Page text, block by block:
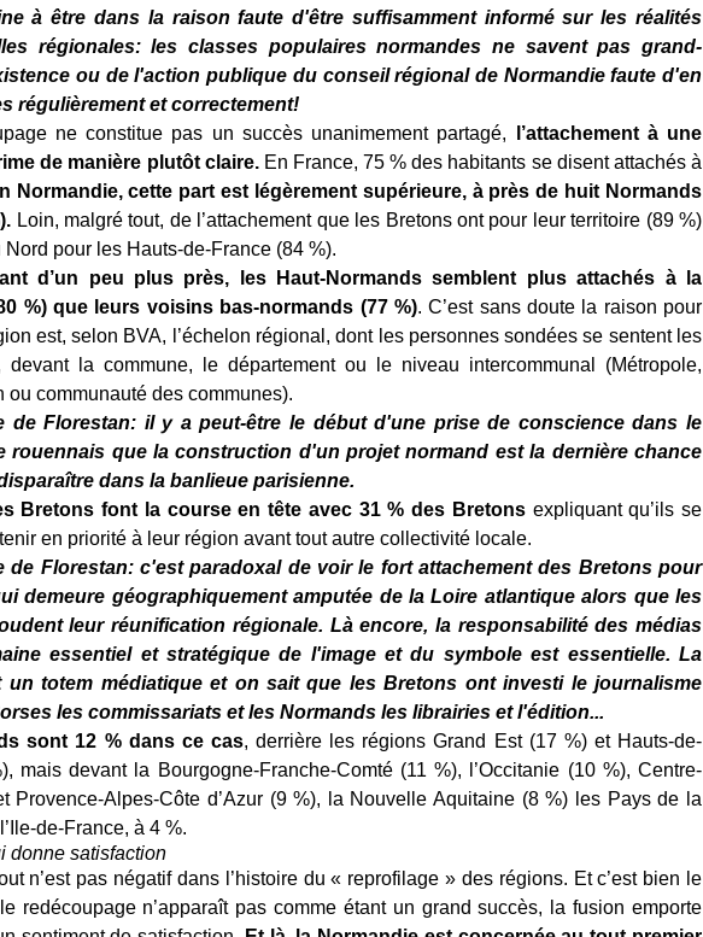
à être dans la raison faute d'être suffisamment informé sur les réalités
régionales: les classes populaires normandes ne savent pas grand-
ou de l'action publique du conseil régional de Normandie faute d'en
régulièrement et correctement!
ne constitue pas un succès unanimement partagé,
l’attachement à une
de manière plutôt claire.En France, 75 % des habitants se disent attachés à
Normandie, cette part est légèrement supérieure, à près de huit Normands
Loin, malgré tout, de l’attachement que les Bretons ont pour leur territoire (89 %)
pour les Hauts-de-France (84 %).
d’un peu plus près, les Haut-Normands semblent plus attachés à la
%) que leurs voisins bas-normands (77 %). C’est sans doute la raison pour
est, selon BVA, l’échelon régional, dont les personnes sondées se sentent les
devant la commune, le département ou le niveau intercommunal (Métropole,
ou communauté des communes).
de Florestan: il y a peut-être le début d'une prise de conscience dans le
rouennais que la construction d'un projet normand est la dernière chance
dans la banlieue parisienne.
Bretons font la course en tête avec 31 % des Bretonsexpliquant qu’ils se
en priorité à leur région avant tout autre collectivité locale.
de Florestan: c'est paradoxal de voir le fort attachement des Bretons pour
demeure géographiquement amputée de la Loire atlantique alors que les
leur réunification régionale. Là encore, la responsabilité des médias
essentiel et stratégique de l'image et du symbole est essentielle. La
un totem médiatique et on sait que les Bretons ont investi le journalisme
les commissariats et les Normands les librairies et l'édition...
sont 12 % dans ce cas, derrière les régions Grand Est (17 %) et Hauts-de-
mais devant la Bourgogne-Franche-Comté (11 %), l’Occitanie (10 %), Centre-
Provence-Alpes-Côte d’Azur (9 %), la Nouvelle Aquitaine (8 %) les Pays de la
de-France, à 4 %.
donne satisfaction
n’est pas négatif dans l’histoire du « reprofilage » des régions. Et c’est bien le
redécoupage n’apparaît pas comme étant un grand succès, la fusion emporte